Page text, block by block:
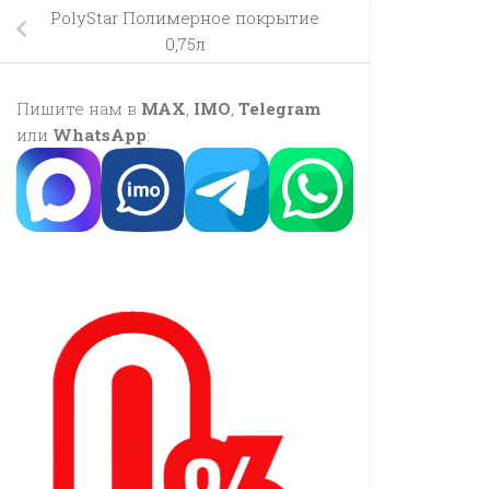
PolyStar Полимерное покрытие
0,75л
Пишите нам в MAX, IMO, Telegram
или WhatsApp: